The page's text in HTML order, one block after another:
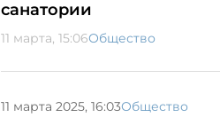
санатории
11 марта, 15:06Общество
11 марта 2025, 16:03Общество